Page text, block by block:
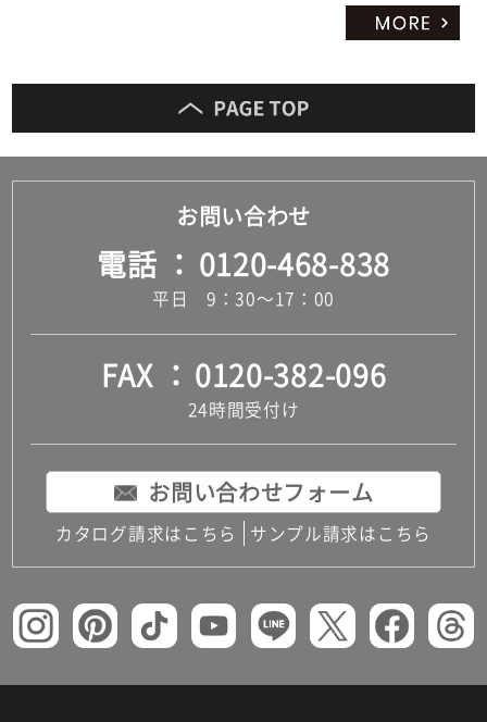
お問い合わせ
電話 0120-468-838
平日 9：30～17：00
FAX 0120-382-096
24時間受付け
お問い合わせフォーム
カタログ請求はこちら サンプル請求はこちら